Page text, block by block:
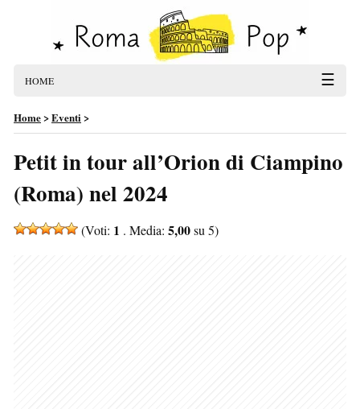
HOME ☰
Home>Eventi>
Petit in tour all’Orion di Ciampino
(Roma) nel 2024
(Voti: 1 . Media: 5,00su 5)